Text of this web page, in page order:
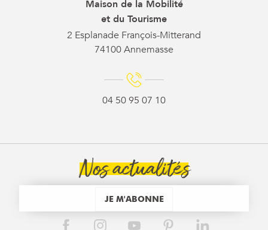
Maison de la Mobilité
et du Tourisme
2 Esplanade François-Mitterand
74100 Annemasse
04 50 95 07 10
Nos actualités
JE M'ABONNE